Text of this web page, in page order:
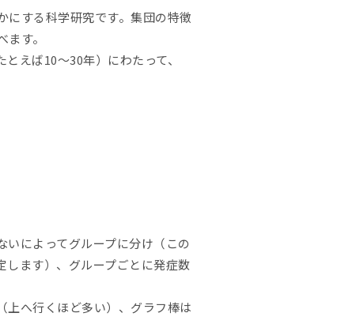
にする科学研究です。集団の特徴
す。
えば10〜30年）にわたって、
によってグループに分け（この
ます）、グループごとに発症数
上へ行くほど多い）、グラフ棒は